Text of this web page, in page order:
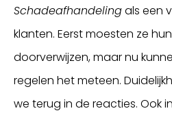
Schadeafhandelingals een
klanten. Eerst moesten ze
doorverwijzen, maar nu
regelen het meteen.
we terug in de reacties. Ook